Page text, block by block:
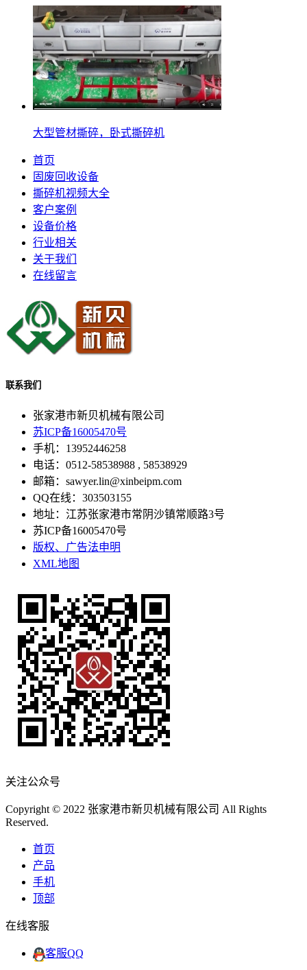
大型管材撕碎，卧式撕碎机
首页
固废回收设备
撕碎机视频大全
客户案例
设备价格
行业相关
关于我们
在线留言
联系我们
张家港市新贝机械有限公司
苏ICP备16005470号
手机：13952446258
电话：0512-58538988 , 58538929
邮箱：sawyer.lin@xinbeipm.com
QQ在线：303503155
地址：江苏张家港市常阴沙镇常顺路3号
苏ICP备16005470号
版权、广告法申明
XML地图
关注公众号
Copyright © 2022 张家港市新贝机械有限公司 All Rights
Reserved.
首页
产品
手机
顶部
在线客服
客服QQ